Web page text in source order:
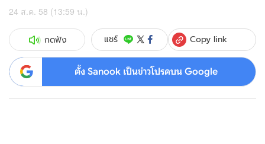
24 ส.ค. 58 (13:59 น.)
กดฟัง แชร์ Copy link
ตั้ง Sanook เป็นข่าวโปรดบน Google